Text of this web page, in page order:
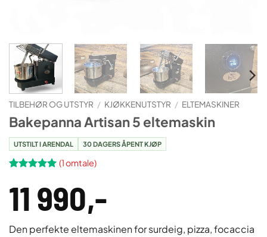
TILBEHØR OG UTSTYR / KJØKKENUTSTYR / ELTEMASKINER
Bakepanna Artisan 5 eltemaskin
UTSTILT I ARENDAL 30 DAGERS ÅPENT KJØP
av 5 basert
på
kundevurdering
(1omtale)
11 990,-
Den perfekte eltemaskinen for surdeig, pizza, focaccia